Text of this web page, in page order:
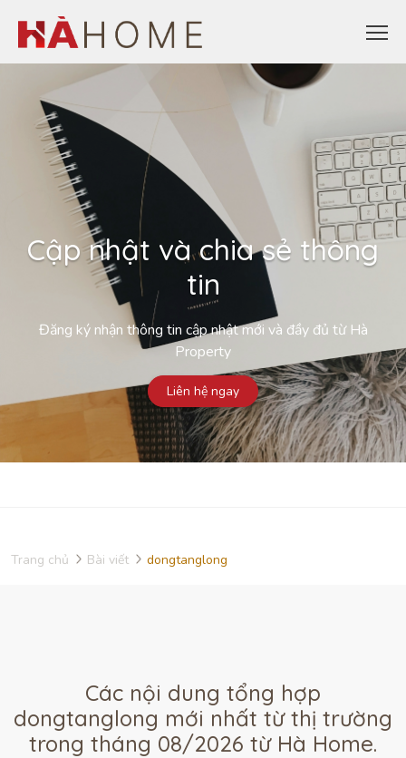
Cập nhật và chia sẻ thông
tin
Đăng ký nhận thông tin cập nhật mới và đầy đủ từ Hà
Property
Liên hệ ngay
Trang chủ Bài viết dongtanglong
Các nội dung tổng hợp
dongtanglong mới nhất từ thị trường
trong tháng 08/2026 từ Hà Home.